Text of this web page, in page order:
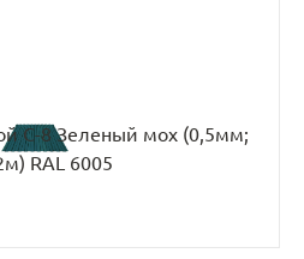
С-8 Зеленый мох (0,5мм;
RAL 6005